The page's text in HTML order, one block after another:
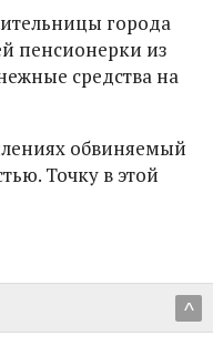
города
пенсионерки из
средства на
обвиняемый
Точку в этой
^